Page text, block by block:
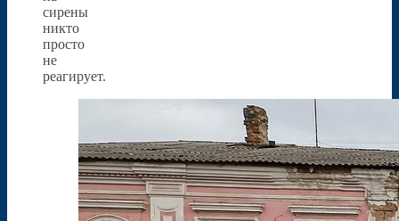
сирены
никто
просто
не
реагирует.